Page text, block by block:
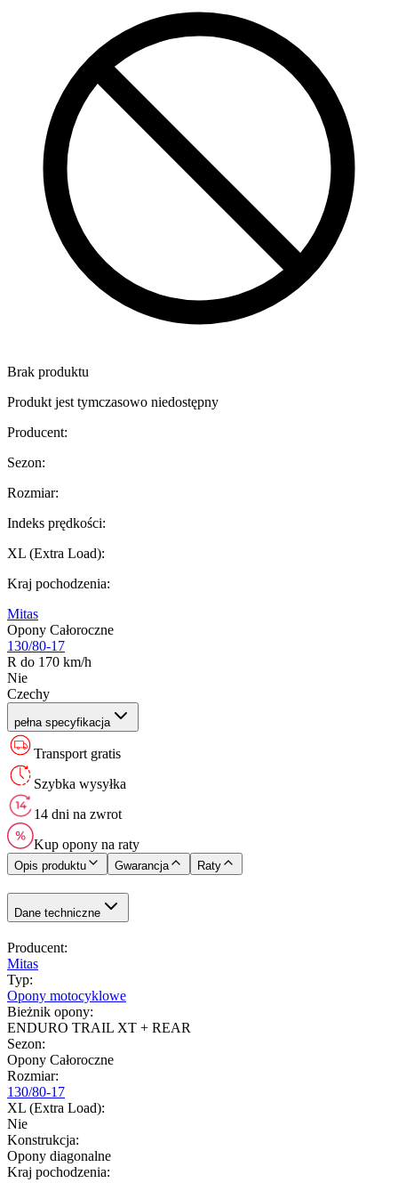
Brak produktu
Produkt jest tymczasowo niedostępny
Producent:
Sezon:
Rozmiar:
Indeks prędkości:
XL (Extra Load):
Kraj pochodzenia:
Mitas
Opony Całoroczne
130/80-17
R do 170 km/h
Nie
Czechy
pełna specyfikacja
Transport gratis
Szybka wysyłka
14 dni na zwrot
Kup opony na raty
Opis produktu Gwarancja Raty
Dane techniczne
Producent:
Mitas
Typ:
Opony motocyklowe
Bieżnik opony:
ENDURO TRAIL XT + REAR
Sezon:
Opony Całoroczne
Rozmiar:
130/80-17
XL (Extra Load):
Nie
Konstrukcja:
Opony diagonalne
Kraj pochodzenia: